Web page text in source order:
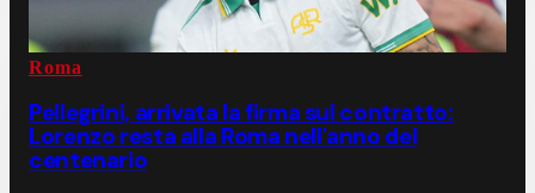
Roma
Pellegrini, arrivata la firma sul contratto:
Lorenzo resta alla Roma nell'anno del
centenario